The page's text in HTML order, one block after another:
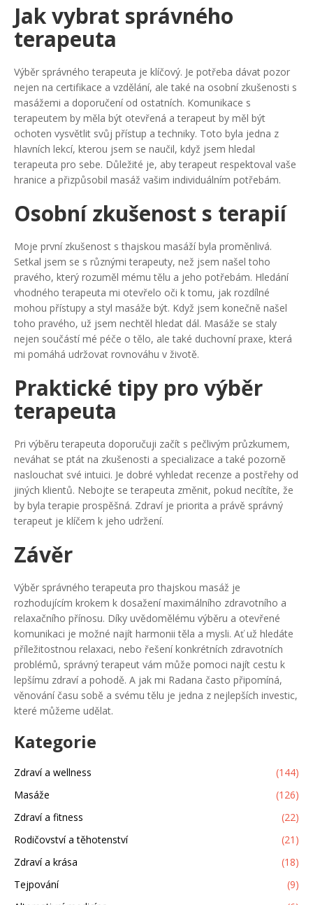
Jak vybrat správného
terapeuta
Výběr správného terapeuta je klíčový. Je potřeba dávat pozor
nejen na certifikace a vzdělání, ale také na osobní zkušenosti s
masážemi a doporučení od ostatních. Komunikace s
terapeutem by měla být otevřená a terapeut by měl být
ochoten vysvětlit svůj přístup a techniky. Toto byla jedna z
hlavních lekcí, kterou jsem se naučil, když jsem hledal
terapeuta pro sebe. Důležité je, aby terapeut respektoval vaše
hranice a přizpůsobil masáž vašim individuálním potřebám.
Osobní zkušenost s terapií
Moje první zkušenost s thajskou masáží byla proměnlivá.
Setkal jsem se s různými terapeuty, než jsem našel toho
pravého, který rozuměl mému tělu a jeho potřebám. Hledání
vhodného terapeuta mi otevřelo oči k tomu, jak rozdílné
mohou přístupy a styl masáže být. Když jsem konečně našel
toho pravého, už jsem nechtěl hledat dál. Masáže se staly
nejen součástí mé péče o tělo, ale také duchovní praxe, která
mi pomáhá udržovat rovnováhu v životě.
Praktické tipy pro výběr
terapeuta
Pri výběru terapeuta doporučuji začít s pečlivým průzkumem,
neváhat se ptát na zkušenosti a specializace a také pozorně
naslouchat své intuici. Je dobré vyhledat recenze a postřehy od
jiných klientů. Nebojte se terapeuta změnit, pokud necítíte, že
by byla terapie prospěšná. Zdraví je priorita a právě správný
terapeut je klíčem k jeho udržení.
Závěr
Výběr správného terapeuta pro thajskou masáž je
rozhodujícím krokem k dosažení maximálního zdravotního a
relaxačního přínosu. Díky uvědomělému výběru a otevřené
komunikaci je možné najít harmonii těla a mysli. Ať už hledáte
příležitostnou relaxaci, nebo řešení konkrétních zdravotních
problémů, správný terapeut vám může pomoci najít cestu k
lepšímu zdraví a pohodě. A jak mi Radana často připomíná,
věnování času sobě a svému tělu je jedna z nejlepších investic,
které můžeme udělat.
Kategorie
Zdraví a wellness
(144)
Masáže
(126)
Zdraví a fitness
(22)
Rodičovství a těhotenství
(21)
Zdraví a krása
(18)
Tejpování
(9)